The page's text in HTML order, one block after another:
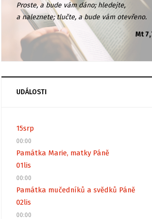
Proste, a bude vám dáno; hledejte,
a naleznete; tlučte, a bude vám otevřeno.
Mt
UDÁLOSTI
15srp
00:00
Památka Marie, matky Páně
01lis
00:00
Památka mučedníků a svědků Páně
02lis
00:00